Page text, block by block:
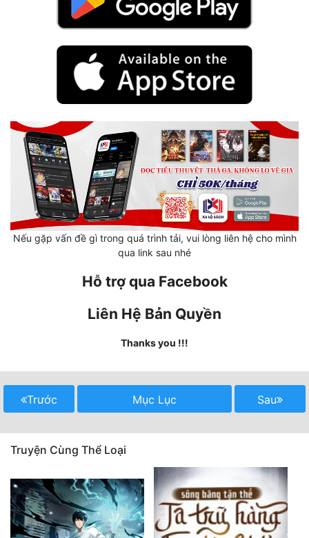
Kỳ Ảo
Linh Dị
Làm Giàu
Lịch Sử
Nữ Cường
Phong Thủy - Tâm Linh
Phương Tây
Phản Phái
Quan Trường
Nếu gặp vấn đề gì trong quá trình tải, vui lòng liên hệ cho mình
qua link sau nhé
Hỗ trợ qua Facebook
Liên Hệ Bản Quyền
Thanks you !!!
Trước Mục Lục Sau
Truyện Cùng Thể Loại